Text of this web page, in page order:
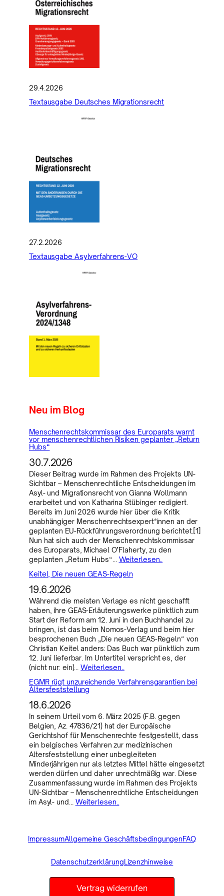
29.4.2026
Textausgabe Deutsches Migrationsrecht
27.2.2026
Textausgabe Asylverfahrens-VO
Neu im Blog
Menschenrechtskommissar des Europarats warnt
vor menschenrechtlichen Risiken geplanter „Return
Hubs“
30.7.2026
Dieser Beitrag wurde im Rahmen des Projekts UN-
Sichtbar – Menschenrechtliche Entscheidungen im
Asyl- und Migrationsrecht von Gianna Wollmann
erarbeitet und von Katharina Stübinger redigiert.
Bereits im Juni 2026 wurde hier über die Kritik
unabhängiger Menschenrechtsexpert*innen an der
geplanten EU-Rückführungsverordnung berichtet.[1]
Nun hat sich auch der Menschenrechtskommissar
des Europarats, Michael O’Flaherty, zu den
geplanten „Return Hubs“… Weiterlesen..
Keitel, Die neuen GEAS-Regeln
19.6.2026
Während die meisten Verlage es nicht geschafft
haben, ihre GEAS-Erläuterungswerke pünktlich zum
Start der Reform am 12. Juni in den Buchhandel zu
bringen, ist das beim Nomos-Verlag und beim hier
besprochenen Buch „Die neuen GEAS-Regeln“ von
Christian Keitel anders: Das Buch war pünktlich zum
12. Juni lieferbar. Im Untertitel verspricht es, der
(nicht nur: ein)…Weiterlesen..
EGMR rügt unzureichende Verfahrensgarantien bei
Altersfeststellung
18.6.2026
In seinem Urteil vom 6. März 2025 (F.B. gegen
Belgien, Az. 47836/21) hat der Europäische
Gerichtshof für Menschenrechte festgestellt, dass
ein belgisches Verfahren zur medizinischen
Altersfeststellung einer unbegleiteten
Minderjährigen nur als letztes Mittel hätte eingesetzt
werden dürfen und daher unrechtmäßig war. Diese
Zusammenfassung wurde im Rahmen des Projekts
UN-Sichtbar – Menschenrechtliche Entscheidungen
im Asyl- und… Weiterlesen..
ImpressumAllgemeine GeschäftsbedingungenFAQ
DatenschutzerklärungLizenzhinweise
Vertrag widerrufen